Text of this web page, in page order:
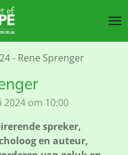
- Rene Sprenger
om 10:00
spreker,
en auteur,